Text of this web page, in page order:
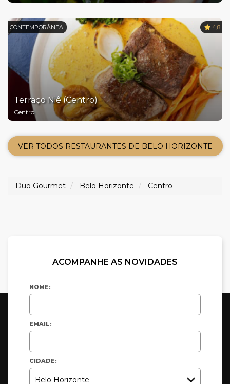
CONTEMPORÂNEA 4,8
Terraço Niê (Centro)
Centro
VER TODOS RESTAURANTES DE BELO HORIZONTE
Duo Gourmet Belo Horizonte Centro
ACOMPANHE AS NOVIDADES
NOME:
EMAIL:
CIDADE: